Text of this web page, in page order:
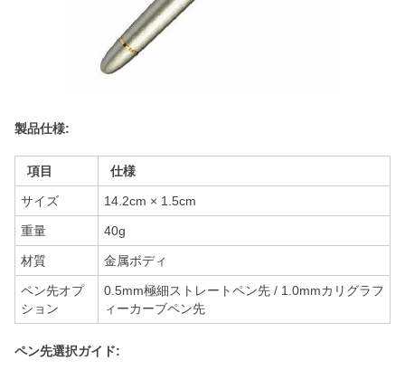
製品仕様:
項目 仕様
サイズ 14.2cm × 1.5cm
重量 40g
材質 金属ボディ
ペン先オプ
ション
0.5mm極細ストレートペン先 / 1.0mmカリグラフ
ィーカーブペン先
ペン先選択ガイド: